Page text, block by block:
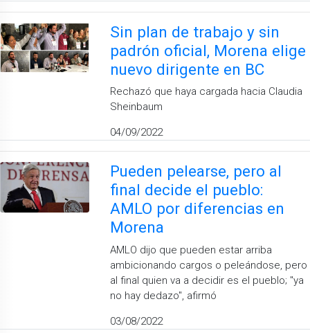
Sin plan de trabajo y sin
padrón oficial, Morena elige
nuevo dirigente en BC
Rechazó que haya cargada hacia Claudia
Sheinbaum
04/09/2022
Pueden pelearse, pero al
final decide el pueblo:
AMLO por diferencias en
Morena
AMLO dijo que pueden estar arriba
ambicionando cargos o peleándose, pero
al final quien va a decidir es el pueblo; ''ya
no hay dedazo'', afirmó
03/08/2022